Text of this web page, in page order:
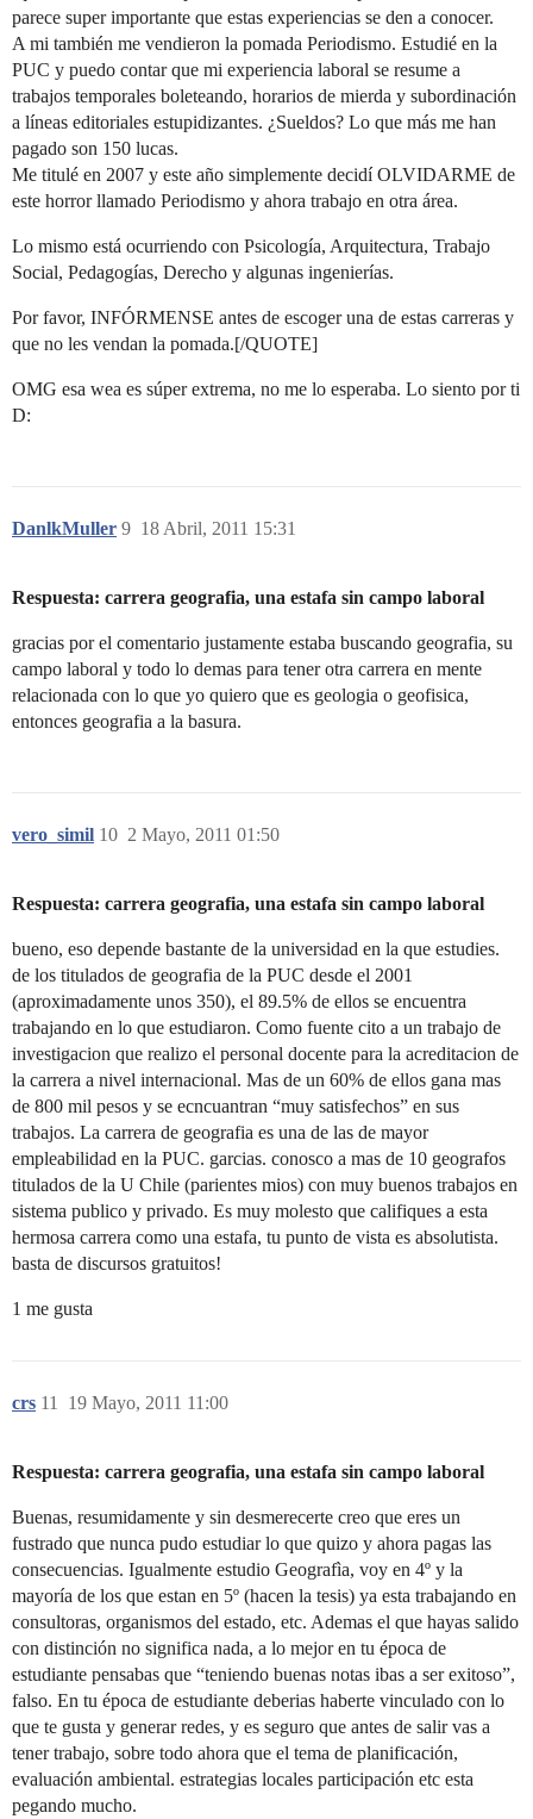
parece super importante que estas experiencias se den a conocer.
A mi también me vendieron la pomada Periodismo. Estudié en la
PUC y puedo contar que mi experiencia laboral se resume a
trabajos temporales boleteando, horarios de mierda y subordinación
a líneas editoriales estupidizantes. ¿Sueldos? Lo que más me han
pagado son 150 lucas.
Me titulé en 2007 y este año simplemente decidí OLVIDARME de
este horror llamado Periodismo y ahora trabajo en otra área.
Lo mismo está ocurriendo con Psicología, Arquitectura, Trabajo
Social, Pedagogías, Derecho y algunas ingenierías.
Por favor, INFÓRMENSE antes de escoger una de estas carreras y
que no les vendan la pomada.[/QUOTE]
OMG esa wea es súper extrema, no me lo esperaba. Lo siento por ti
D:
DanlkMuller 18 Abril, 2011 15:31
9
Respuesta: carrera geografia, una estafa sin campo laboral
gracias por el comentario justamente estaba buscando geografia, su
campo laboral y todo lo demas para tener otra carrera en mente
relacionada con lo que yo quiero que es geologia o geofisica,
entonces geografia a la basura.
vero_simil 2 Mayo, 2011 01:50
10
Respuesta: carrera geografia, una estafa sin campo laboral
bueno, eso depende bastante de la universidad en la que estudies.
de los titulados de geografia de la PUC desde el 2001
(aproximadamente unos 350), el 89.5% de ellos se encuentra
trabajando en lo que estudiaron. Como fuente cito a un trabajo de
investigacion que realizo el personal docente para la acreditacion de
la carrera a nivel internacional. Mas de un 60% de ellos gana mas
de 800 mil pesos y se ecncuantran “muy satisfechos” en sus
trabajos. La carrera de geografia es una de las de mayor
empleabilidad en la PUC. garcias. conosco a mas de 10 geografos
titulados de la U Chile (parientes mios) con muy buenos trabajos en
sistema publico y privado. Es muy molesto que califiques a esta
hermosa carrera como una estafa, tu punto de vista es absolutista.
basta de discursos gratuitos!
1 me gusta
crs 19 Mayo, 2011 11:00
11
Respuesta: carrera geografia, una estafa sin campo laboral
Buenas, resumidamente y sin desmerecerte creo que eres un
fustrado que nunca pudo estudiar lo que quizo y ahora pagas las
consecuencias. Igualmente estudio Geografìa, voy en 4º y la
mayoría de los que estan en 5º (hacen la tesis) ya esta trabajando en
consultoras, organismos del estado, etc. Ademas el que hayas salido
con distinción no significa nada, a lo mejor en tu época de
estudiante pensabas que “teniendo buenas notas ibas a ser exitoso”,
falso. En tu época de estudiante deberias haberte vinculado con lo
que te gusta y generar redes, y es seguro que antes de salir vas a
tener trabajo, sobre todo ahora que el tema de planificación,
evaluación ambiental. estrategias locales participación etc esta
pegando mucho.